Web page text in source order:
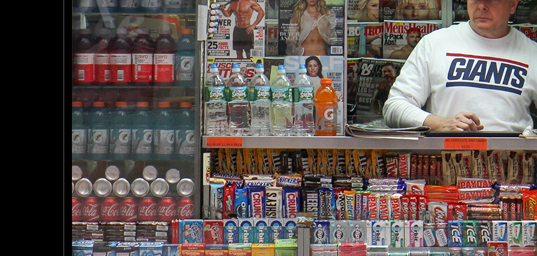
: 28/03/2017
Photo prise à New York, dans le quartier de Wall Street.
Les Giants de New York, équipe de football américain créée en 1925, sont une franchise de la National Football League (NFL).
L'équipe joue ses matchs à domicile au MetLife Stadium situé à East Rutherford, dans le New Jersey d'où l'équipe est originaire.
Ce stade est partagé avec les Jets de New York, autre équipe de NFL.
Les Giants sont détenteurs de huit titres nationaux dont quatre Super Bowl (1986, 1990, 2007 et 2011).
Pastelle: 08/04/2017
Chouette rendu avec toutes ces couvertures...